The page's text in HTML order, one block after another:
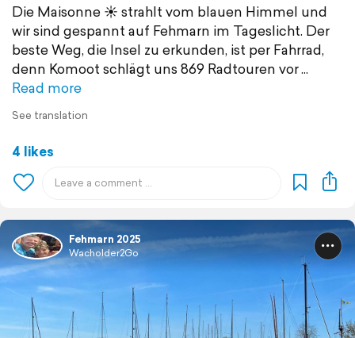
Die Maisonne ☀️ strahlt vom blauen Himmel und
wir sind gespannt auf Fehmarn im Tageslicht. Der
beste Weg, die Insel zu erkunden, ist per Fahrrad,
denn Komoot schlägt uns 869 Radtouren vor
Read more
See translation
4 likes
Fehmarn 2025
Wacholder2Go